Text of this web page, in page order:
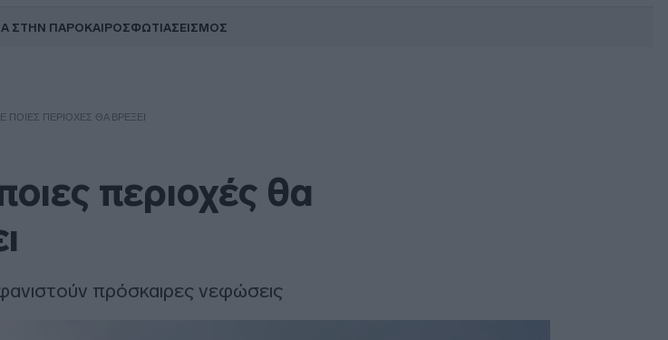
ΣΤΗΝ ΠΑΡΟΚΑΙΡΟΣΦΩΤΙΑΣΕΙΣΜΟΣ
ΠΟΙΕΣ ΠΕΡΙΟΧΈΣ ΘΑ ΒΡΈΞΕΙ
περιοχές θα
πρόσκαιρες νεφώσεις